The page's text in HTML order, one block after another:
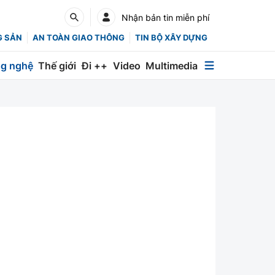
Nhận bản tin miễn phí
SẢN AN TOÀN GIAO THÔNG TIN BỘ XÂY DỰNG
nghệ Thế giới Đi ++ Video Multimedia